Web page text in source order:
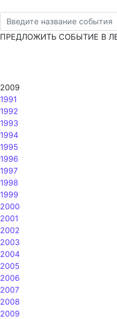
ПРЕДЛОЖИТЬ СОБЫТИЕ В
2009
1991
1992
1993
1994
1995
1996
1997
1998
1999
2000
2001
2002
2003
2004
2005
2006
2007
2008
2009